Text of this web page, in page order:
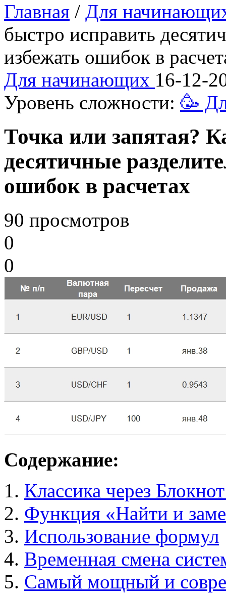
Главная / Для
быстро исправить
избежать ошибок в
Для начинающих 16-12-
Уровень сложности: 🥳
Точка или запятая?
десятичные
ошибок в расчетах
90 просмотров
0
0
Содержание:
Классика через
Функция «Найти и
Использование формул
Временная смена
Самый мощный и